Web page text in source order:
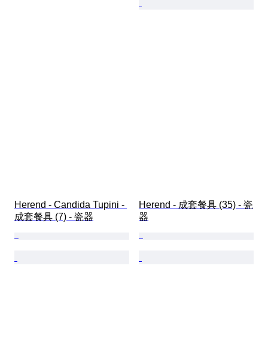
Herend - Candida Tupini -
成套餐具 (7) - 瓷器
Herend - 成套餐具 (35) - 瓷
器